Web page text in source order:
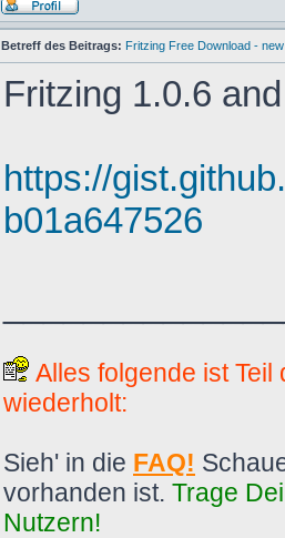
Betreff des Beitrags: Fritzing Free Download -
Fritzing 1.0.6
https://
b01a647526
Alles folgende ist
wiederholt:
Sieh' in die FAQ!
vorhanden ist. Trage
Nutzern!